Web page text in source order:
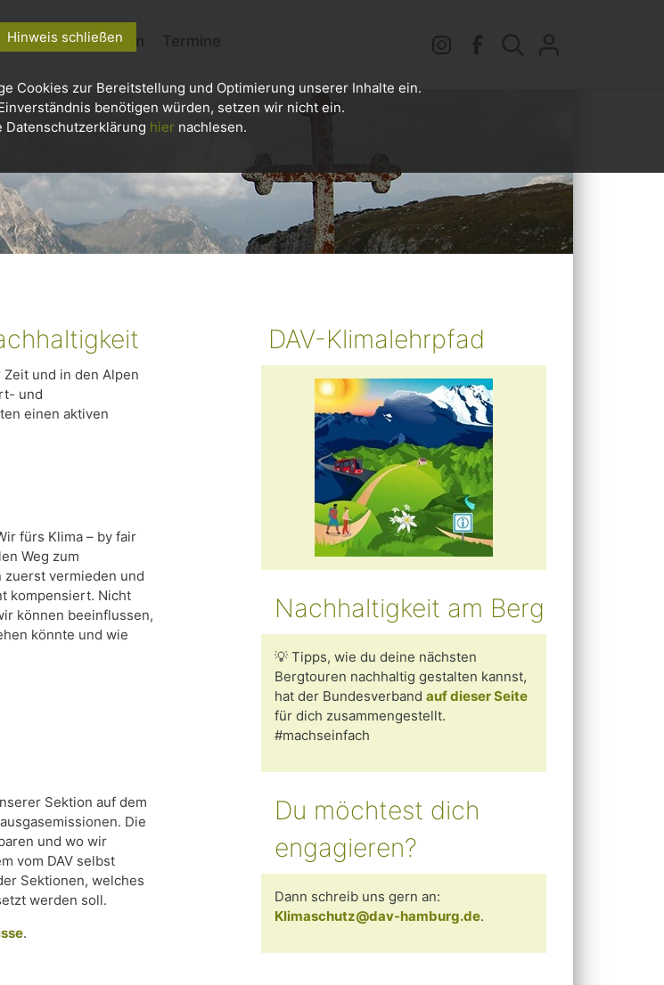
Kletterzentrum Termine
und in den Alpen
und
einen aktiven
fürs Klima – by fair
Weg zum
zuerst vermieden und
kompensiert. Nicht
können beeinflussen,
könnte und wie
Sektion auf dem
Die
und wo wir
vom DAV selbst
Sektionen, welches
werden soll.
.
DAV-Klimalehrpfad
Nachhaltigkeit am Berg
💡 Tipps, wie du deine nächsten
Bergtouren nachhaltig gestalten kannst,
hat der Bundesverband auf dieser Seite
für dich zusammengestellt.
#machseinfach
Du möchtest dich
engagieren?
Dann schreib uns gern an:
Klimaschutz@dav-hamburg.de.
Hinweis schließen
Cookies zur Bereitstellung und Optimierung unserer Inhalte ein.
benötigen würden, setzen wir nicht ein.
Datenschutzerklärung hier nachlesen.